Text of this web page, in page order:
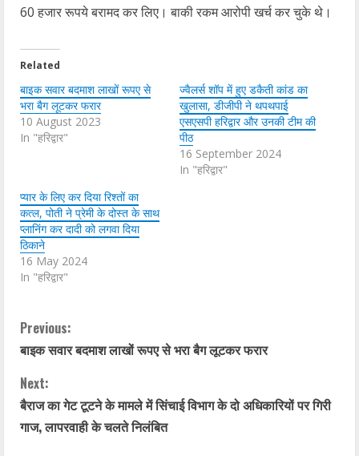
60 हजार रूपये बरामद कर लिए। बाकी रकम आरोपी खर्च कर चुके थे।
Related
बाइक सवार बदमाश लाखों रूपए से
भरा बैग लूटकर फरार
10 August 2023
In "हरिद्वार"
ज्वैलर्स शॉप में हुए डकैती कांड का
खुलासा, डीजीपी ने थपथपाई
एसएसपी हरिद्वार और उनकी टीम की
पीठ
16 September 2024
In "हरिद्वार"
प्यार के लिए कर दिया रिश्तों का
कत्ल, पोती ने प्रेमी के दोस्त के साथ
प्लानिंग कर दादी को लगवा दिया
ठिकाने
16 May 2024
In "हरिद्वार"
C
o
n
t
Previous:
बाइक सवार बदमाश लाखों रूपए से भरा बैग लूटकर फरार
Next:
बैराज का गेट टूटने के मामले में सिंचाई विभाग के दो अधिकारियों पर गिरी
गाज, लापरवाही के चलते निलंबित